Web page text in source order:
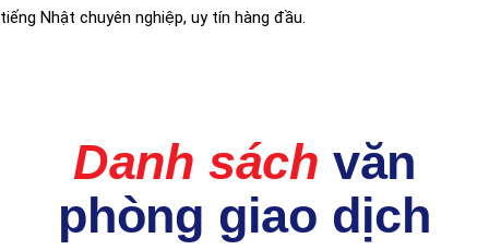
tiếng Nhật chuyên nghiệp, uy tín hàng đầu.
Danh sách văn
phòng giao dịch